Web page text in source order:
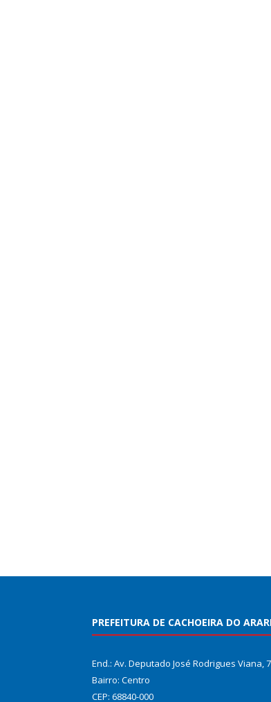
PREFEITURA DE CACHOEIRA DO
End.: Av. Deputado José Rodrigues Viana,
Bairro: Centro
CEP: 68840-000